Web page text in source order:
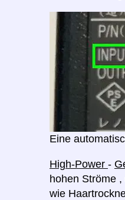
Eine
High-Power -
hohen Ströme
wie